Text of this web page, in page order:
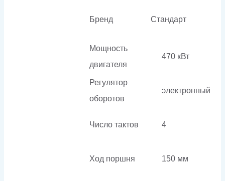
Бренд Стандарт
Мощность
двигателя
470 кВт
Регулятор
оборотов
электронный
Число тактов 4
Ход поршня 150 мм